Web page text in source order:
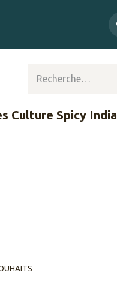
Culture Spicy India